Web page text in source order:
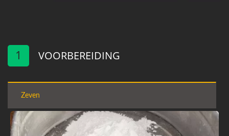
1 VOORBEREIDING
Zeven